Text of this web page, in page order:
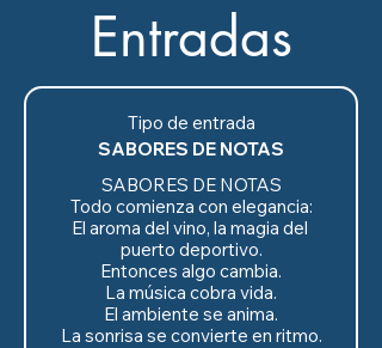
Entradas
Tipo de entrada
SABORES DE NOTAS
SABORES DE NOTAS
Todo comienza con elegancia:
El aroma del vino, la magia del
puerto deportivo.
Entonces algo cambia.
La música cobra vida.
El ambiente se anima.
La sonrisa se convierte en ritmo.